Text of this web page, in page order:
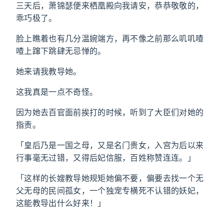
三天后，萧锦瑟便来栖凰殿向我请安，恭恭敬敬的，
乖巧极了。
脸上瞧着也有几分温婉端方，再不像之前那么叽叽喳
喳上蹿下跳肆无忌惮的。
她来请我教导她。
这我真是一点不奇怪。
因为她去百官面前挨打的时候，听到了大臣们对她的
指责。
「皇后乃是一国之母，又是名门贵女，入宫为后以来
行事毫无过错，又得后妃信服，百姓称赞连连。」
「这样的长嫂教导她规矩她偏不要，偏要去找一个无
父无母的民间孤女，一个独宠专横死不认错的妖妃，
这能教导出什么好来！」